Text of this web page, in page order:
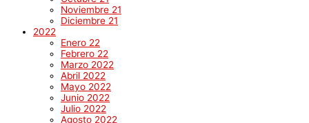
Noviembre 21
Diciembre 21
2022
Enero 22
Febrero 22
Marzo 2022
Abril 2022
Mayo 2022
Junio 2022
Julio 2022
Agosto 2022